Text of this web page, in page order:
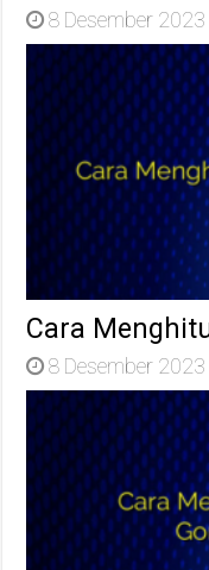
8 Desember 2023
Cara
8 Desember 2023